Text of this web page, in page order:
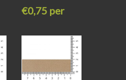
€0,75 per